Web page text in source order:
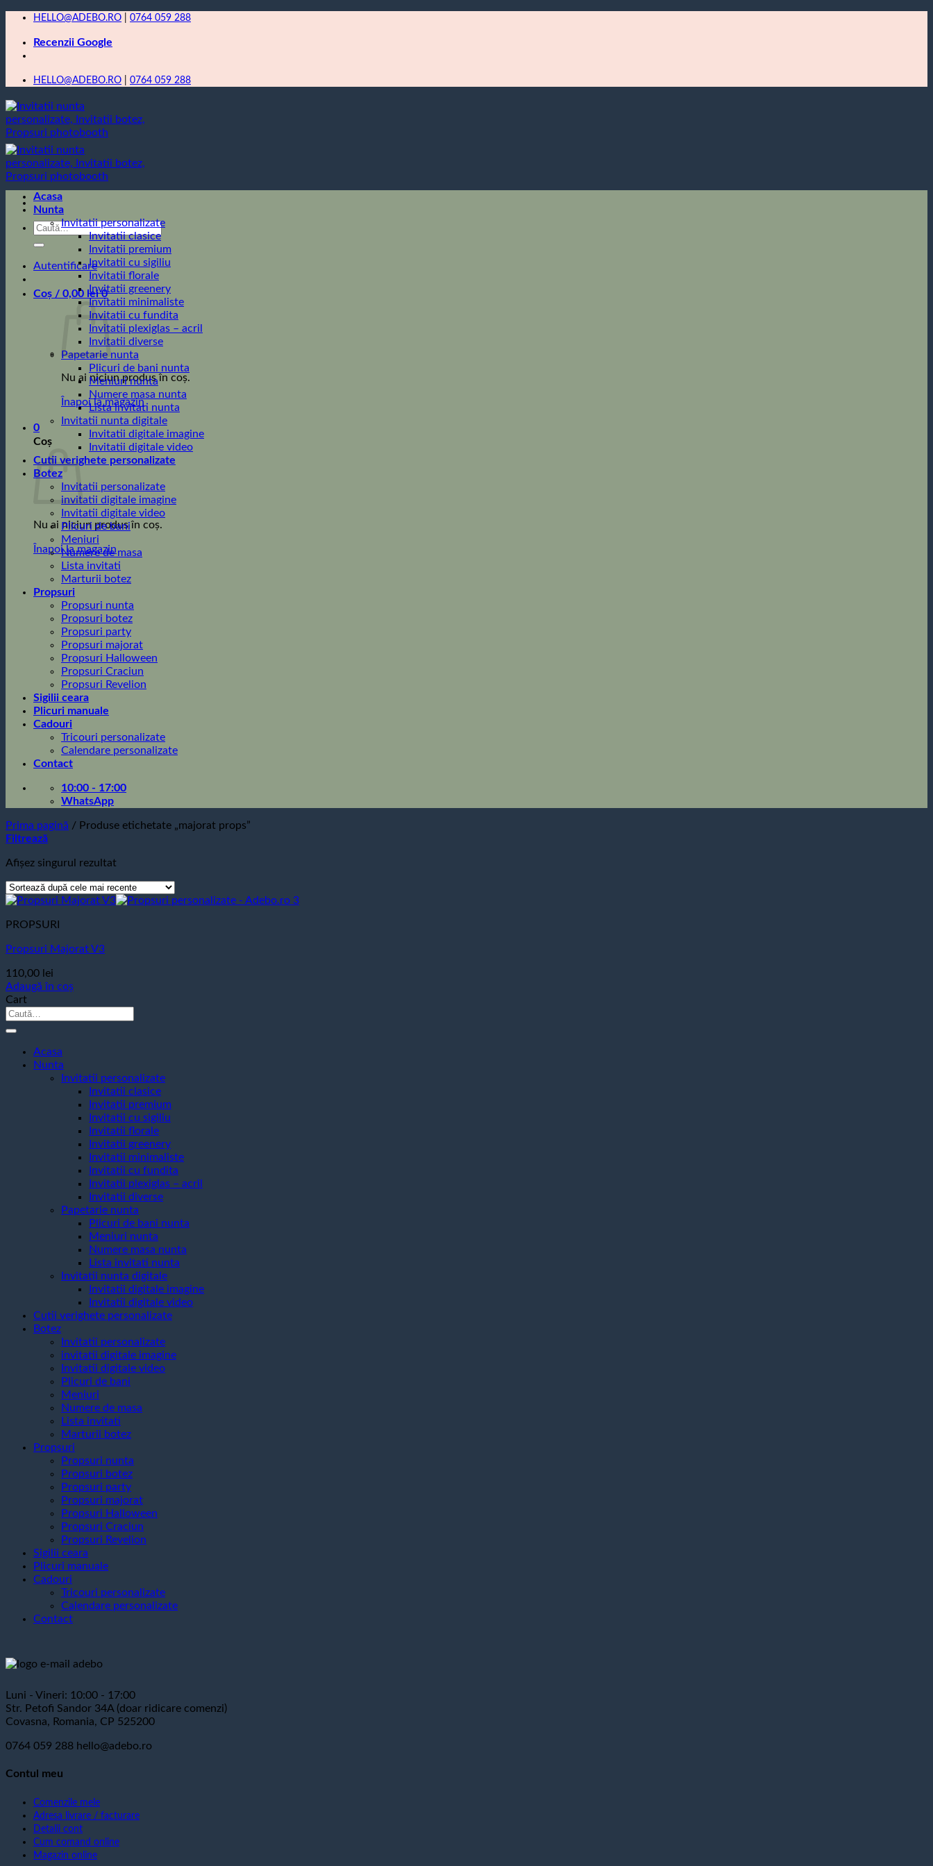
Skip
content
HELLO@ADEBO.RO 0764 059 288
Recenzii Google
HELLO@ADEBO.RO 0764 059 288
Caută
Autentificare
Coș / 0,00 lei 0
Nu ai niciun produs în coș.
Înapoi la magazin
0
Coș
Nu ai niciun produs în coș.
Înapoi la magazin
Acasa
Nunta
Invitatii personalizate
Invitatii clasice
Invitatii premium
Invitatii cu sigiliu
Invitatii florale
Invitatii greenery
Invitatii minimaliste
Invitatii cu fundita
Invitatii plexiglas – acril
Invitatii diverse
Papetarie nunta
Plicuri de bani nunta
Meniuri nunta
Numere masa nunta
Lista invitati nunta
Invitatii nunta digitale
Invitatii digitale imagine
Invitatii digitale video
Cutii verighete personalizate
Botez
Invitatii personalizate
invitatii digitale imagine
Invitatii digitale video
Plicuri de bani
Meniuri
Numere de masa
Lista invitati
Marturii botez
Propsuri
Propsuri nunta
Propsuri botez
Propsuri party
Propsuri majorat
Propsuri Halloween
Propsuri Craciun
Propsuri Revelion
Sigilii ceara
Plicuri manuale
Cadouri
Tricouri personalizate
Calendare personalizate
Contact
10:00 - 17:00
WhatsApp
Prima pagină / Produse etichetate „majorat props”
Filtrează
Afișez singurul rezultat
PROPSURI
Propsuri Majorat V3
110,00 lei
Adaugă în coș
Cart
Caută
Acasa
Nunta
Invitatii personalizate
Invitatii clasice
Invitatii premium
Invitatii cu sigiliu
Invitatii florale
Invitatii greenery
Invitatii minimaliste
Invitatii cu fundita
Invitatii plexiglas – acril
Invitatii diverse
Papetarie nunta
Plicuri de bani nunta
Meniuri nunta
Numere masa nunta
Lista invitati nunta
Invitatii nunta digitale
Invitatii digitale imagine
Invitatii digitale video
Cutii verighete personalizate
Botez
Invitatii personalizate
invitatii digitale imagine
Invitatii digitale video
Plicuri de bani
Meniuri
Numere de masa
Lista invitati
Marturii botez
Propsuri
Propsuri nunta
Propsuri botez
Propsuri party
Propsuri majorat
Propsuri Halloween
Propsuri Craciun
Propsuri Revelion
Sigilii ceara
Plicuri manuale
Cadouri
Tricouri personalizate
Calendare personalizate
Contact
Luni - Vineri: 10:00 - 17:00
Str. Petofi Sandor 34A (doar ridicare comenzi)
Covasna, Romania, CP 525200
0764 059 288 hello@adebo.ro
Contul meu
Comenzile mele
Adresa livrare / facturare
Detalii cont
Cum comand online
Magazin online